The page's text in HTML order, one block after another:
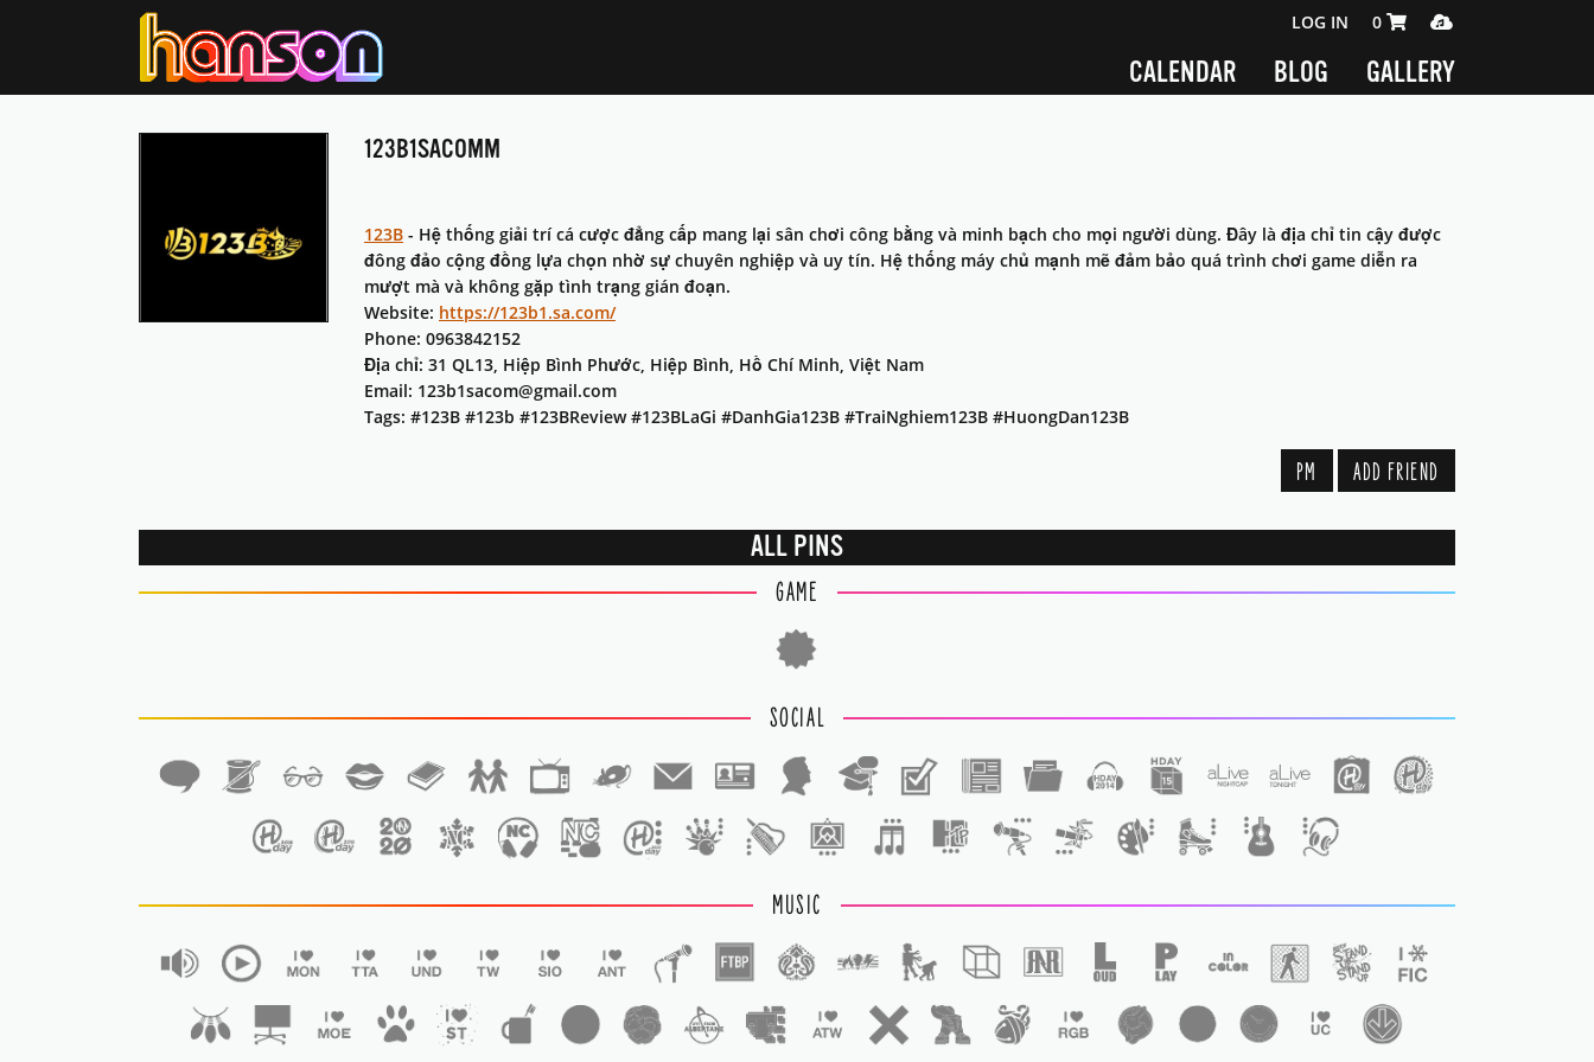
CALENDAR BLOG GALLERY
LOG IN SHOPPING CART 0 ITEMS
0 MEDIA PLAYER
123B1SACOMM
123B - Hệ thống giải trí cá cược đẳng cấp mang lại sân chơi công bằng và minh bạch cho mọi người dùng. Đây là địa chỉ tin cậy được
đông đảo cộng đồng lựa chọn nhờ sự chuyên nghiệp và uy tín. Hệ thống máy chủ mạnh mẽ đảm bảo quá trình chơi game diễn ra
mượt mà và không gặp tình trạng gián đoạn.
Website: https://123b1.sa.com/
Phone: 0963842152
Địa chỉ: 31 QL13, Hiệp Bình Phước, Hiệp Bình, Hồ Chí Minh, Việt Nam
Email: 123b1sacom@gmail.com
Tags: #123B #123b #123BReview #123BLaGi #DanhGia123B #TraiNghiem123B #HuongDan123B
PM ADD FRIEND
ALL PINS
GAME
SOCIAL
MUSIC